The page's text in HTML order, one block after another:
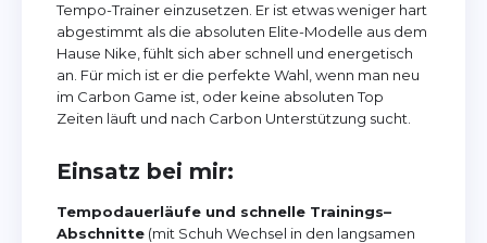
Tempo-Trainer einzusetzen. Er ist etwas weniger hart
abgestimmt als die absoluten Elite-Modelle aus dem
Hause Nike, fühlt sich aber schnell und energetisch
an. Für mich ist er die perfekte Wahl, wenn man neu
im Carbon Game ist, oder keine absoluten Top
Zeiten läuft und nach Carbon Unterstützung sucht.
Einsatz bei mir:
Tempodauerläufe und schnelle Trainings–
Abschnitte (mit Schuh Wechsel in den langsamen